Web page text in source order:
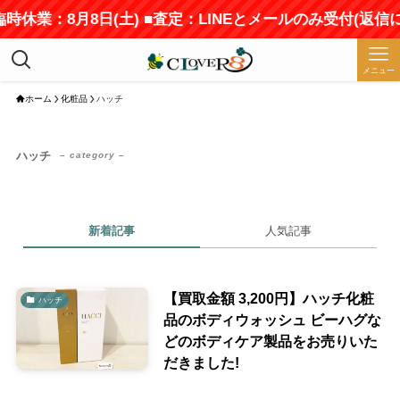
休業：8月8日(土) ■査定：LINEとメールのみ受付(返信
メニュー
ホーム 化粧品 ハッチ
ハッチ – category –
新着記事 人気記事
ハッチ
【買取金額 3,200円】ハッチ化粧
品のボディウォッシュ ビーハグな
どのボディケア製品をお売りいた
だきました!